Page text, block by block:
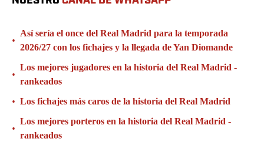
•
Así sería el once del Real Madrid para la temporada
2026/27 con los fichajes y la llegada de Yan Diomande
•
Los mejores jugadores en la historia del Real Madrid -
rankeados
• Los fichajes más caros de la historia del Real Madrid
•
Los mejores porteros en la historia del Real Madrid -
rankeados